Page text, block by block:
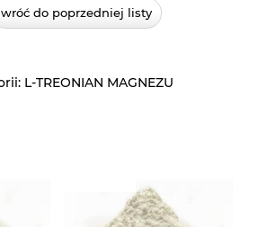
wróć do poprzedniej listy
L-TREONIAN MAGNEZU